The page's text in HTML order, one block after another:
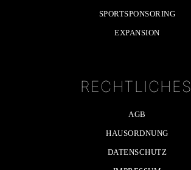
SPORTSPONSORING
EXPANSION
RECHTLICHES
AGB
HAUSORDNUNG
DATENSCHUTZ